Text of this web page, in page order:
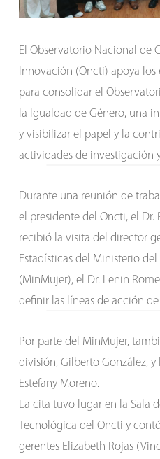
El Observatorio Nacional de
Innovación (Oncti) apoya
para consolidar el
la Igualdad de Género, una
y visibilizar el papel y la
actividades de investigación
Durante una reunión de
el presidente del Oncti, el Dr.
recibió la visita del director
Estadísticas del Ministerio
(MinMujer), el Dr. Lenin
definir las líneas de acción
Por parte del MinMujer,
división, Gilberto González, y
Estefany Moreno.
La cita tuvo lugar en la Sala
Tecnológica del Oncti y
gerentes Elizabeth Rojas